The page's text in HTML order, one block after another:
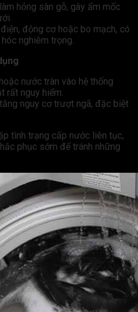
hỏng sàn gỗ, gây ẩm mốc
động cơ hoặc bo mạch, có
nghiêm trọng.
nước tràn vào hệ thống
rất nguy hiểm.
nguy cơ trượt ngã, đặc biệt
tình trạng cấp nước liên tục,
phục sớm để tránh những